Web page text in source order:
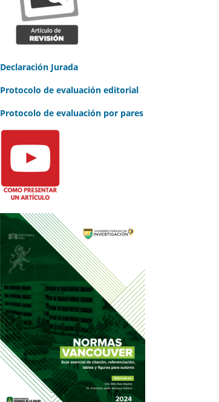
Declaración Jurada
Protocolo de evaluación editorial
Protocolo de evaluación por pares